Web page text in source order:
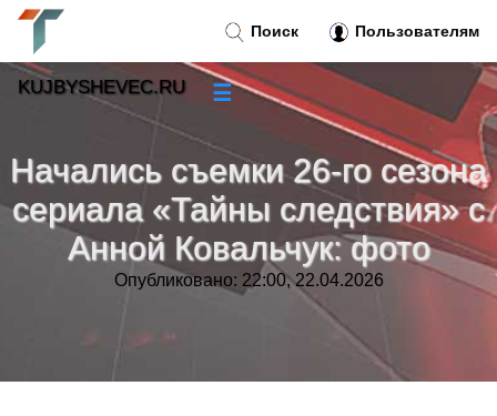
Начались съемки 26-го сезона
сериала «Тайны следствия» с
Анной Ковальчук: фото
Опубликовано: 22:00, 22.04.2026
Поиск Пользователям
KUJBYSHEVEC.RU ☰
Новости»
Тренды новостей»
Рубрики»
Контакт»